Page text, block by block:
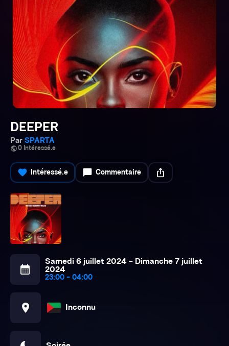
DEEPER
Par SPARTA
public0 Intéressé.e
favorite Intéressé.e chat_bubble Commentaire ios_share
calendar_month
Samedi 6 juillet 2024 - Dimanche 7 juillet
2024
23:00 - 04:00
location_on Inconnu